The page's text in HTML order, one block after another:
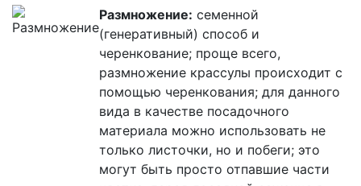
Размножение: семенной
(генеративный) способ и
черенкование; проще всего,
размножение крассулы происходит с
помощью черенкования; для данного
вида в качестве посадочного
материала можно использовать не
только листочки, но и побеги; это
могут быть просто отпавшие части